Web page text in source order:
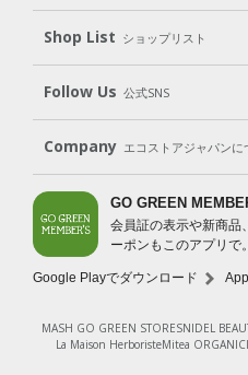
Gift set
Shop List ショップリスト
Shop List
Follow Us 公式SNS
LINE＠ Instagram
Company エコストアジャパンに
会社案内 ご利用規約
特定商取引法に基
法人会員サービス
New
GO GREEN
会員証の表示や新商品
ーポンもこのアプリで。
Google Playでダウンロード
MASH GO GREEN STORESNIDEL
La Maison HerboristeMitea ORGANIC